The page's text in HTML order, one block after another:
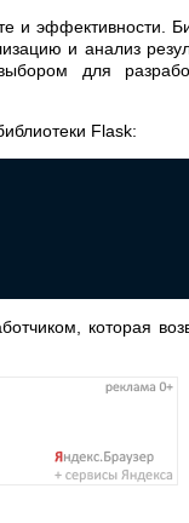
и эффективности.
и анализ
для
Flask:
которая